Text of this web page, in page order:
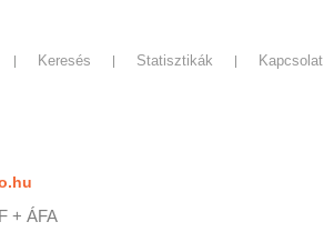
Keresés Statisztikák Kapcsolat
+ ÁFA